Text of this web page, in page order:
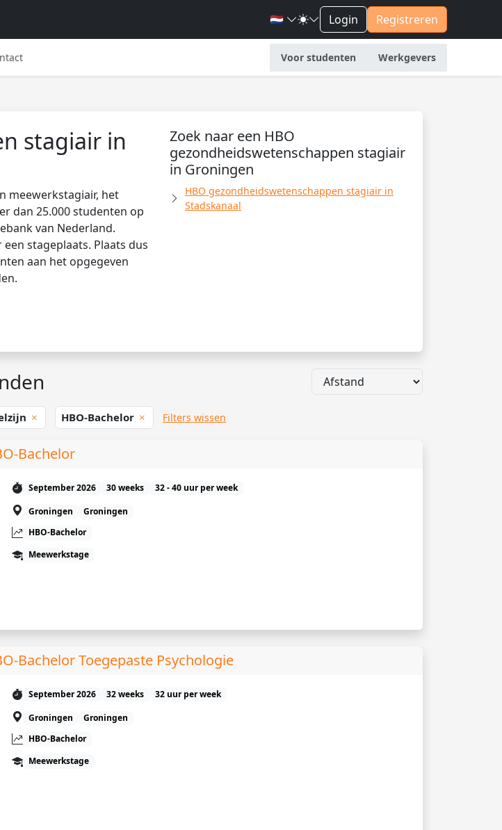
🇳🇱 Login Registreren
Voor studenten Werkgevers
stagiair in
meewerkstagiair, het
dan 25.000 studenten op
van Nederland.
stageplaats. Plaats dus
aan het opgegeven
Zoek naar een HBO
gezondheidswetenschappen stagiair
in Groningen
HBO gezondheidswetenschappen stagiair in
Stadskanaal
HBO-Bachelor Filters wissen
Bachelor
September 2026 30 weeks
32 - 40 uur per week
Groningen
Groningen
HBO-Bachelor
Meewerkstage
Bachelor Toegepaste Psychologie
September 2026 32 weeks
32 uur per week
Groningen
Groningen
HBO-Bachelor
Meewerkstage